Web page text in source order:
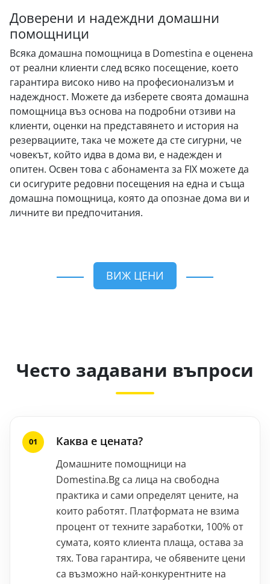
Доверени и надеждни домашни
помощници
Всяка домашна помощница в Domestina е оценена
от реални клиенти след всяко посещение, което
гарантира високо ниво на професионализъм и
надеждност. Можете да изберете своята домашна
помощница въз основа на подробни отзиви на
клиенти, оценки на представянето и история на
резервациите, така че можете да сте сигурни, че
човекът, който идва в дома ви, е надежден и
опитен. Освен това с абонамента за FIX можете да
си осигурите редовни посещения на една и съща
домашна помощница, която да опознае дома ви и
личните ви предпочитания.
ВИЖ ЦЕНИ
Често задавани въпроси
Каква е цената?
Домашните помощници на
Domestina.Bg са лица на свободна
практика и сами определят цените, на
които работят. Платформата не взима
процент от техните заработки, 100% от
сумата, която клиента плаща, остава за
тях. Това гарантира, че обявените цени
са възможно най-конкурентните на